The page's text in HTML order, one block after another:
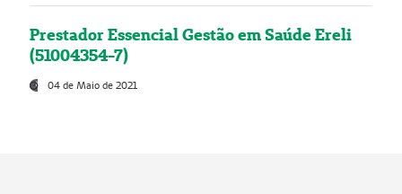
Prestador Essencial Gestão em Saúde Ereli
(51004354-7)
04 de Maio de 2021